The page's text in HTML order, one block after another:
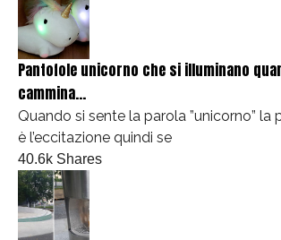
Pantofole unicorno che si illuminano
cammina...
Quando si sente la parola ”unicorno” la
è l’eccitazione quindi se
40.6k Shares